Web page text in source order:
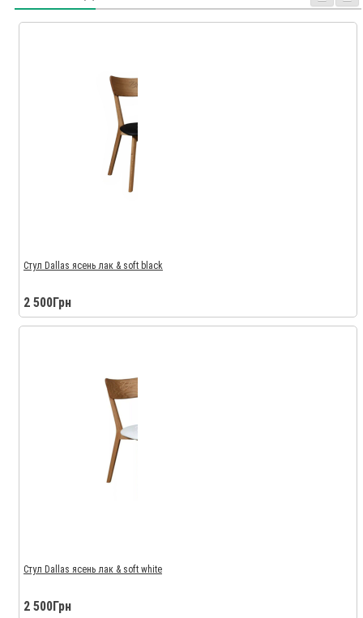
Стул Dallas ясень лак & soft black
2 500Грн
Стул Dallas ясень лак & soft white
2 500Грн